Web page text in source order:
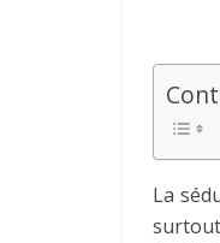
La
surtout